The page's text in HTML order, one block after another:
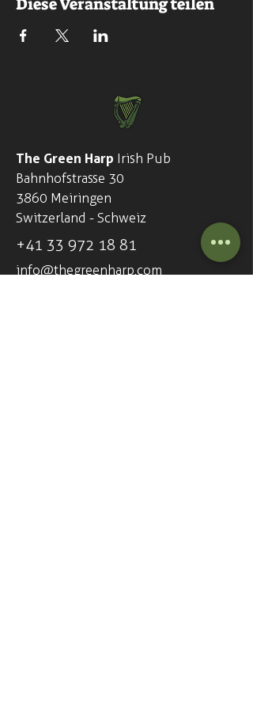
The Green Harp Irish Pub
Bahnhofstrasse 30
3860 Meiringen
Switzerland - Schweiz
+41 33 972 18 81
info@thegreenharp.com